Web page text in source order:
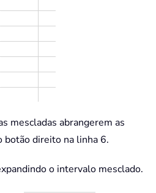
mescladas abrangerem as
botão direito na linha 6.
o intervalo mesclado.